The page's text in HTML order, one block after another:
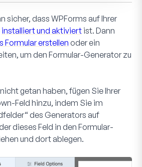
sicher, dass WPForms auf Ihrer
installiert und aktiviert ist. Dann
Formular erstellen oder ein
um den Formular-Generator zu
getan haben, fügen Sie Ihrer
Feld hinzu, indem Sie im
des Generators auf
dieses Feld in den Formular-
und dort ablegen.